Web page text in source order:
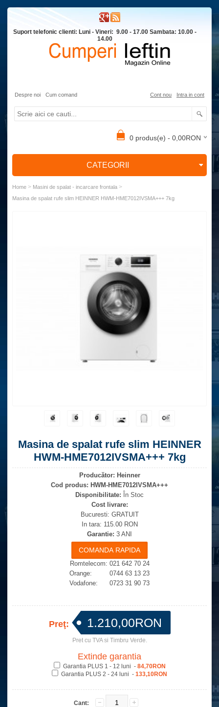
Suport telefonic clienti: Luni - Vineri: 9.00 - 17.00 Sambata: 10.00 -
14.00
Despre noi Cum comand Cont nou Intra in cont
0 produs(e) - 0,00RON
CATEGORII
Home > Masini de spalat - incarcare frontala >
Masina de spalat rufe slim HEINNER HWM-HME7012IVSMA+++ 7kg
Masina de spalat rufe slim HEINNER
HWM-HME7012IVSMA+++ 7kg
Producător: Heinner
Cod produs: HWM-HME7012IVSMA+++
Disponibilitate: În Stoc
Cost livrare:
Bucuresti: GRATUIT
In tara: 115.00 RON
Garantie: 3 ANI
Romtelecom: 021 642 70 24
Orange: 0744 63 13 23
Vodafone: 0723 31 90 73
Preţ: 1.210,00RON
Pret cu TVA si Timbru Verde.
Extinde garantia
Garantia PLUS 1 - 12 luni - 84,70RON
Garantia PLUS 2 - 24 luni - 133,10RON
Cant: